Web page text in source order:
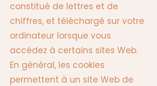
constitué de lettres et de
chiffres, et téléchargé sur votre
ordinateur lorsque vous
accédez à certains sites Web.
En général, les cookies
permettent à un site Web de